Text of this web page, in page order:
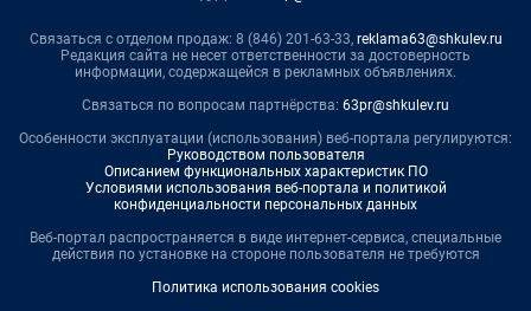
Связаться с отделом продаж: 8 (846) 201-63-33, reklama63@shkulev.ru
Редакция сайта не несет ответственности за достоверность
информации, содержащейся в рекламных объявлениях.
Связаться по вопросам партнёрства: 63pr@shkulev.ru
Особенности эксплуатации (использования) веб-портала регулируются:
Руководством пользователя
Описанием функциональных характеристик ПО
Условиями использования веб-портала и политикой
конфиденциальности персональных данных
Веб-портал распространяется в виде интернет-сервиса, специальные
действия по установке на стороне пользователя не требуются
Политика использования cookies